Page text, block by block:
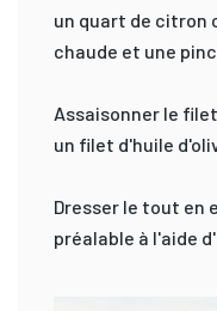
un quart de citron
chaude et une
Assaisonner le
un filet d'huile
Dresser le tout en
préalable à l'aide